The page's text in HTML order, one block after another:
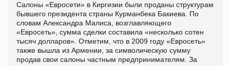
Салоны «Евросети» в Киргизии были проданы структурам
бывшего президента страны Курманбека Бакиева. По
словам Александра Малиса, возглавляющего
«Евросеть», сумма сделки составила «несколько сотен
тысяч долларов». Отметим, что в 2009 году «Евросеть»
также вышла из Армении, за символическую сумму
продав свои салоны частным предпринимателям. За